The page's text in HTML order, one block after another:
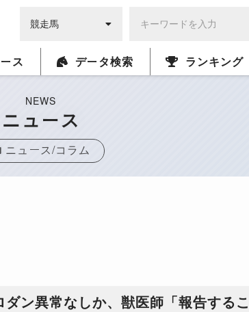
ス データ検索 ランキング
NEWS
ニュース
ニュース/コラム
ン異常なしか、獣医師「報告する